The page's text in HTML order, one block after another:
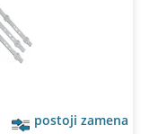
postoji zamena